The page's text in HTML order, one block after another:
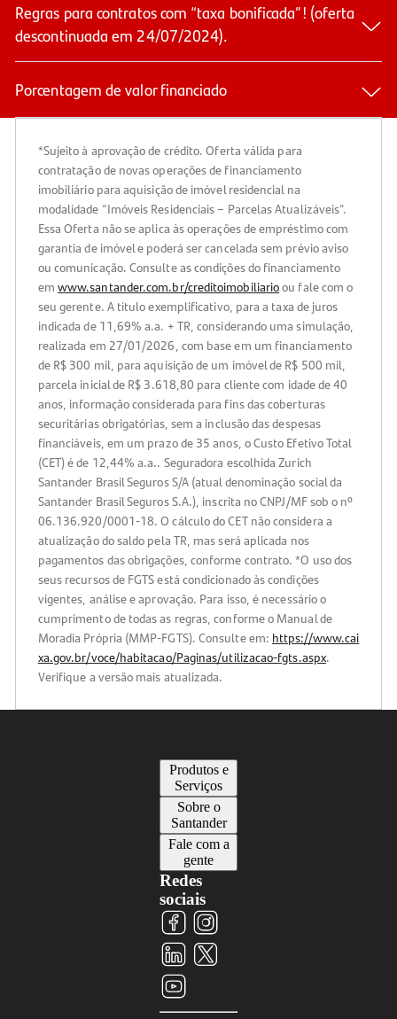
Regras para contratos com “taxa bonificada”! (oferta
descontinuada em 24/07/2024).
Porcentagem de valor financiado
*Sujeito à aprovação de crédito. Oferta válida para
contratação de novas operações de financiamento
imobiliário para aquisição de imóvel residencial na
modalidade “Imóveis Residenciais – Parcelas Atualizáveis”.
Essa Oferta não se aplica às operações de empréstimo com
garantia de imóvel e poderá ser cancelada sem prévio aviso
ou comunicação. Consulte as condições do financiamento
em www.santander.com.br/creditoimobiliarioou fale com o
seu gerente. A título exemplificativo, para a taxa de juros
indicada de 11,69% a.a. + TR, considerando uma simulação,
realizada em 27/01/2026, com base em um financiamento
de R$ 300 mil, para aquisição de um imóvel de R$ 500 mil,
parcela inicial de R$ 3.618,80 para cliente com idade de 40
anos, informação considerada para fins das coberturas
securitárias obrigatórias, sem a inclusão das despesas
financiáveis, em um prazo de 35 anos, o Custo Efetivo Total
(CET) é de 12,44% a.a.. Seguradora escolhida Zurich
Santander Brasil Seguros S/A (atual denominação social da
Santander Brasil Seguros S.A.), inscrita no CNPJ/MF sob o nº
06.136.920/0001-18. O cálculo do CET não considera a
atualização do saldo pela TR, mas será aplicada nos
pagamentos das obrigações, conforme contrato. *O uso dos
seus recursos de FGTS está condicionado às condições
vigentes, análise e aprovação. Para isso, é necessário o
cumprimento de todas as regras, conforme o Manual de
Moradia Própria (MMP-FGTS). Consulte em: https://www.cai
xa.gov.br/voce/habitacao/Paginas/utilizacao-fgts.aspx.
Verifique a versão mais atualizada.
Produtos e
Serviços
Sobre o
Santander
Fale com a
gente
Redes
sociais
Visite
nosso
perfil
no
Facebook
Visite
nosso
perfil
no
Visite
nosso
X
YouTube